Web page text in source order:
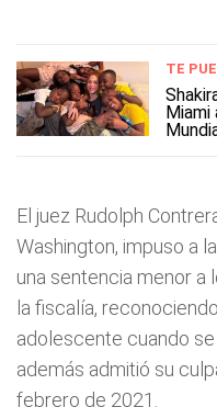
TE
Miami
El juez Rudolph
Washington, impuso a
una sentencia menor a
la fiscalía,
adolescente cuando
además admitió su
febrero de 2021.